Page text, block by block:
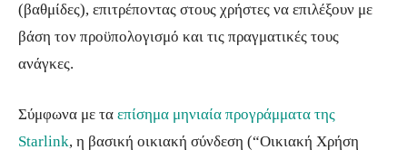
(βαθμίδες), επιτρέποντας στους χρήστες να επιλέξουν με
βάση τον προϋπολογισμό και τις πραγματικές τους
ανάγκες.
Σύμφωνα με τα επίσημα μηνιαία προγράμματα της
Starlink, η βασική οικιακή σύνδεση (“Οικιακή Χρήση